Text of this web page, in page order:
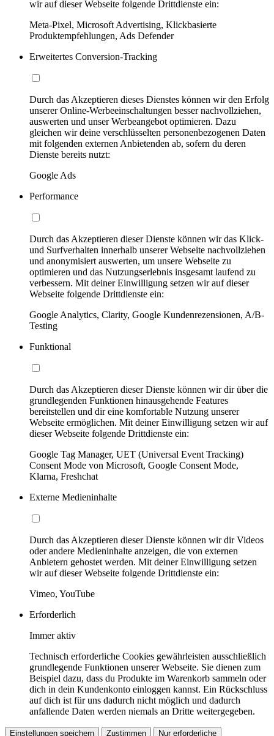
wir auf dieser Webseite folgende Drittdienste ein:
Meta-Pixel, Microsoft Advertising, Klickbasierte
Produktempfehlungen, Ads Defender
Erweitertes Conversion-Tracking
Durch das Akzeptieren dieses Dienstes können wir den Erfolg
unserer Online-Werbeeinschaltungen besser nachvollziehen,
auswerten und unser Werbeangebot optimieren. Dazu
gleichen wir deine verschlüsselten personenbezogenen Daten
mit folgenden externen Anbietenden ab, sofern du deren
Dienste bereits nutzt:
Google Ads
Performance
Durch das Akzeptieren dieser Dienste können wir das Klick-
und Surfverhalten innerhalb unserer Webseite nachvollziehen
und anonymisiert auswerten, um unsere Webseite zu
optimieren und das Nutzungserlebnis insgesamt laufend zu
verbessern. Mit deiner Einwilligung setzen wir auf dieser
Webseite folgende Drittdienste ein:
Google Analytics, Clarity, Google Kundenrezensionen, A/B-
Testing
Funktional
Durch das Akzeptieren dieser Dienste können wir dir über die
grundlegenden Funktionen hinausgehende Features
bereitstellen und dir eine komfortable Nutzung unserer
Webseite ermöglichen. Mit deiner Einwilligung setzen wir auf
dieser Webseite folgende Drittdienste ein:
Google Tag Manager, UET (Universal Event Tracking)
Consent Mode von Microsoft, Google Consent Mode,
Klarna, Freshchat
Externe Medieninhalte
Durch das Akzeptieren dieser Dienste können wir dir Videos
oder andere Medieninhalte anzeigen, die von externen
Anbietern gehostet werden. Mit deiner Einwilligung setzen
wir auf dieser Webseite folgende Drittdienste ein:
Vimeo, YouTube
Erforderlich
Immer aktiv
Technisch erforderliche Cookies gewährleisten ausschließlich
grundlegende Funktionen unserer Webseite. Sie dienen zum
Beispiel dazu, dass du Produkte im Warenkorb sammeln oder
dich in dein Kundenkonto einloggen kannst. Ein Rückschluss
auf dich ist für uns dadurch nicht möglich und dadurch
anfallende Daten werden niemals an Dritte weitergegeben.
Einstellungen speichern Zustimmen Nur erforderliche